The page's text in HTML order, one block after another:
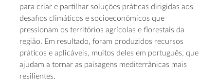
para criar e partilhar soluções práticas dirigidas aos
desafios climáticos e socioeconómicos que
pressionam os territórios agrícolas e florestais da
região. Em resultado, foram produzidos recursos
práticos e aplicáveis, muitos deles em português, que
ajudam a tornar as paisagens mediterrânicas mais
resilientes.